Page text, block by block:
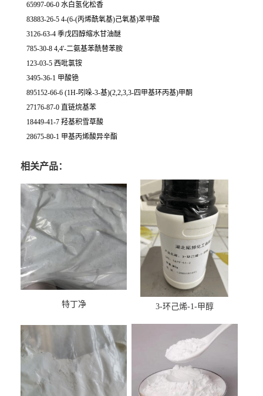
65997-06-0 水白氢化松香
83883-26-5 4-(6-(丙烯酰氧基)己氧基)苯甲酸
3126-63-4 季戊四醇缩水甘油醚
785-30-8 4,4'-二氨基苯酰替苯胺
123-03-5 西吡氯铵
3495-36-1 甲酸铯
895152-66-6 (1H-吲哚-3-基)(2,2,3,3-四甲基环丙基)甲酮
27176-87-0 直链烷基苯
18449-41-7 羟基积雪草酸
28675-80-1 甲基丙烯酸异辛酯
相关产品：
特丁净 3-环己烯-1-甲醇